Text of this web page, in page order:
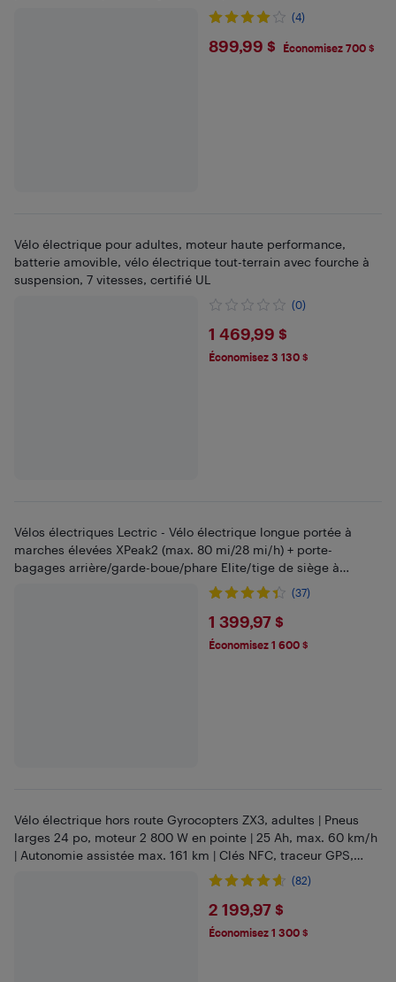
(4)
$899.99
899,99 $ Économisez 700 $
Vélo électrique pour adultes, moteur haute performance,
batterie amovible, vélo électrique tout-terrain avec fourche à
suspension, 7 vitesses, certifié UL
(0)
$1469.99
1 469,99 $
Économisez 3 130 $
Vélos électriques Lectric - Vélo électrique longue portée à
marches élevées XPeak2 (max. 80 mi/28 mi/h) + porte-
bagages arrière/garde-boue/phare Elite/tige de siège à
(37)
$1399.97
1 399,97 $
Économisez 1 600 $
Vélo électrique hors route Gyrocopters ZX3, adultes | Pneus
larges 24 po, moteur 2 800 W en pointe | 25 Ah, max. 60 km/h
| Autonomie assistée max. 161 km | Clés NFC, traceur GPS,
(82)
$2199.97
2 199,97 $
Économisez 1 300 $